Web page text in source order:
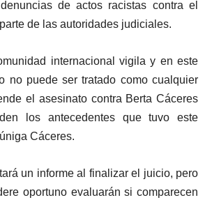
de actos racistas contra el
de las autoridades judiciales.
internacional vigila y en este
no puede ser tratado como cualquier
el asesinato contra Berta Cáceres
los antecedentes que tuvo este
Cáceres.
un informe al finalizar el juicio, pero
oportuno evaluarán si comparecen